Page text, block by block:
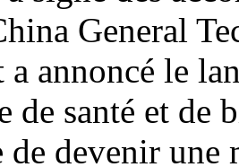
General
a annoncé le
de santé et de
devenir une